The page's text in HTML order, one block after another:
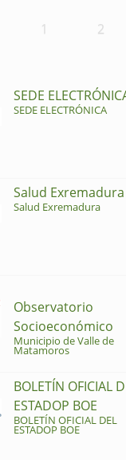
1 2
SEDE
SEDE ELECTRÓNICA
Salud Exremadura
Salud Exremadura
Observatorio
Socioeconómico
Municipio de Valle de
Matamoros
BOLETÍN OFICIAL
ESTADOP BOE
BOLETÍN OFICIAL DEL
ESTADOP BOE